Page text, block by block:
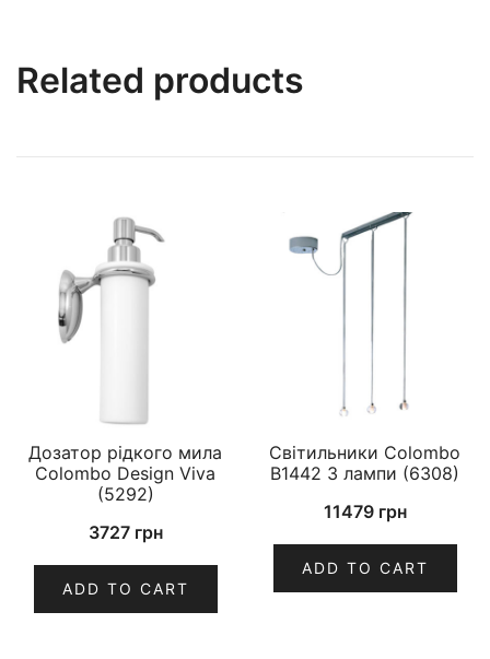
Related products
Дозатор рідкого мила
Colombo Design Viva
(5292)
3727 грн
ADD TO CART
Світильники Colombo
B1442 3 лампи (6308)
11479 грн
ADD TO CART